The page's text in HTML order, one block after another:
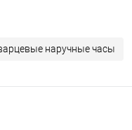
наручные часы